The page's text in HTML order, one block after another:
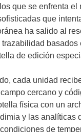
que se enfrenta
que
ha salido al
de edición
cada unidad
cercano y
física con un
y las analíticas
de